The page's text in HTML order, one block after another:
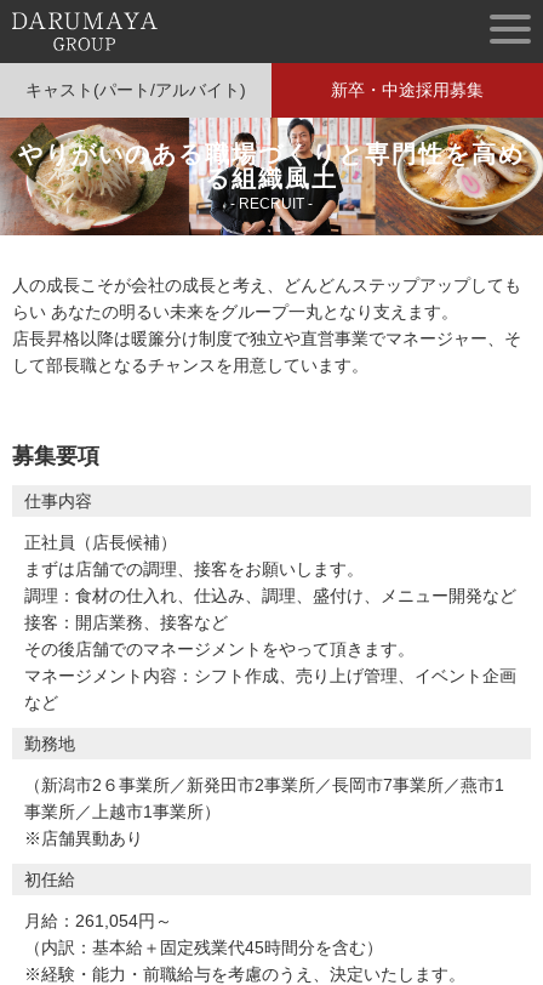
キャスト(パート/アルバイト) 新卒・中途採用募集
やりがいのある職場づくりと専門性を高め
る組織風土
- RECRUIT -
人の成長こそが会社の成長と考え、どんどんステップアップしても
らい あなたの明るい未来をグループ一丸となり支えます。
店長昇格以降は暖簾分け制度で独立や直営事業でマネージャー、そ
して部長職となるチャンスを用意しています。
募集要項
仕事内容
正社員（店長候補）
まずは店舗での調理、接客をお願いします。
調理：食材の仕入れ、仕込み、調理、盛付け、メニュー開発など
接客：開店業務、接客など
その後店舗でのマネージメントをやって頂きます。
マネージメント内容：シフト作成、売り上げ管理、イベント企画
など
勤務地
（新潟市2６事業所／新発田市2事業所／長岡市7事業所／燕市1
事業所／上越市1事業所）
※店舗異動あり
初任給
月給：261,054円～
（内訳：基本給＋固定残業代45時間分を含む）
※経験・能力・前職給与を考慮のうえ、決定いたします。